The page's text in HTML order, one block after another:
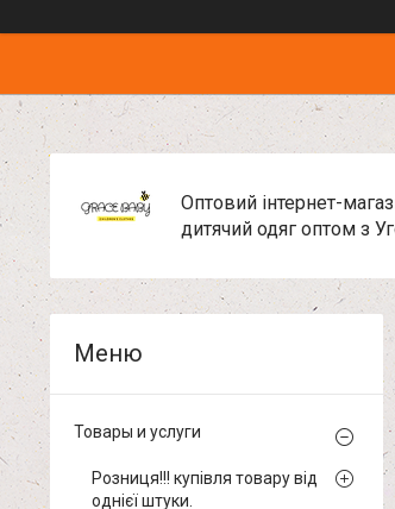
Оптовий інтернет-
дитячий одяг оптом з
Товары и услуги
Розниця!!! купівля товару від
однієї штуки.